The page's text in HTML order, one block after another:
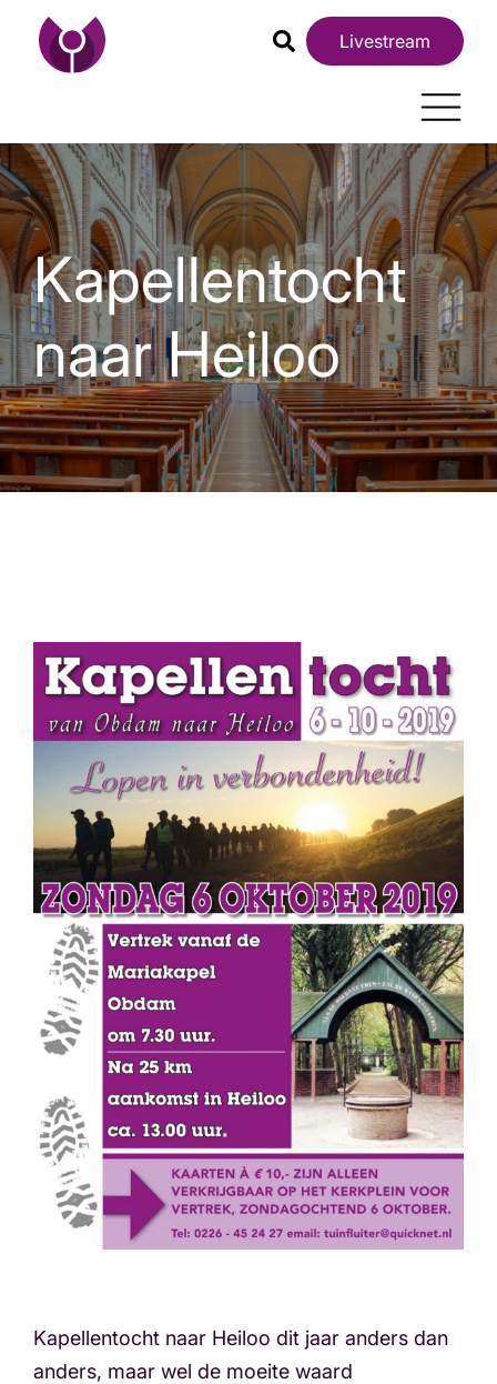
Livestream
Kapellentocht
naar Heiloo
Kapellentocht naar Heiloo dit jaar anders dan
anders, maar wel de moeite waard